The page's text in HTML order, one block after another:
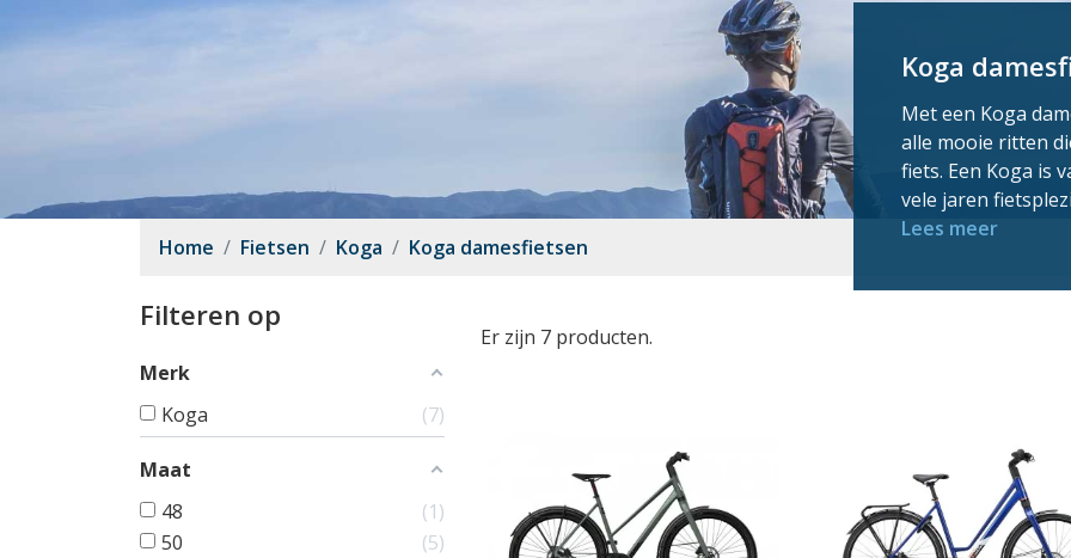
Koga
Met een Koga
alle mooie ritten
fiets. Een Koga is
vele jaren
Lees meer
Home Fietsen Koga Koga damesfietsen
Filteren op
Merk
Koga
7
Maat
48
1
50
5
Er zijn 7 producten.